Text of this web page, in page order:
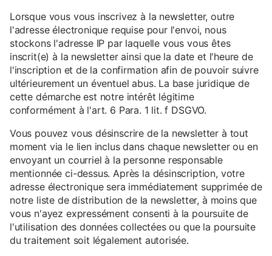
Lorsque vous vous inscrivez à la newsletter, outre
l'adresse électronique requise pour l'envoi, nous
stockons l'adresse IP par laquelle vous vous êtes
inscrit(e) à la newsletter ainsi que la date et l'heure de
l'inscription et de la confirmation afin de pouvoir suivre
ultérieurement un éventuel abus. La base juridique de
cette démarche est notre intérêt légitime
conformément à l'art. 6 Para. 1 lit. f DSGVO.
Vous pouvez vous désinscrire de la newsletter à tout
moment via le lien inclus dans chaque newsletter ou en
envoyant un courriel à la personne responsable
mentionnée ci-dessus. Après la désinscription, votre
adresse électronique sera immédiatement supprimée de
notre liste de distribution de la newsletter, à moins que
vous n'ayez expressément consenti à la poursuite de
l'utilisation des données collectées ou que la poursuite
du traitement soit légalement autorisée.